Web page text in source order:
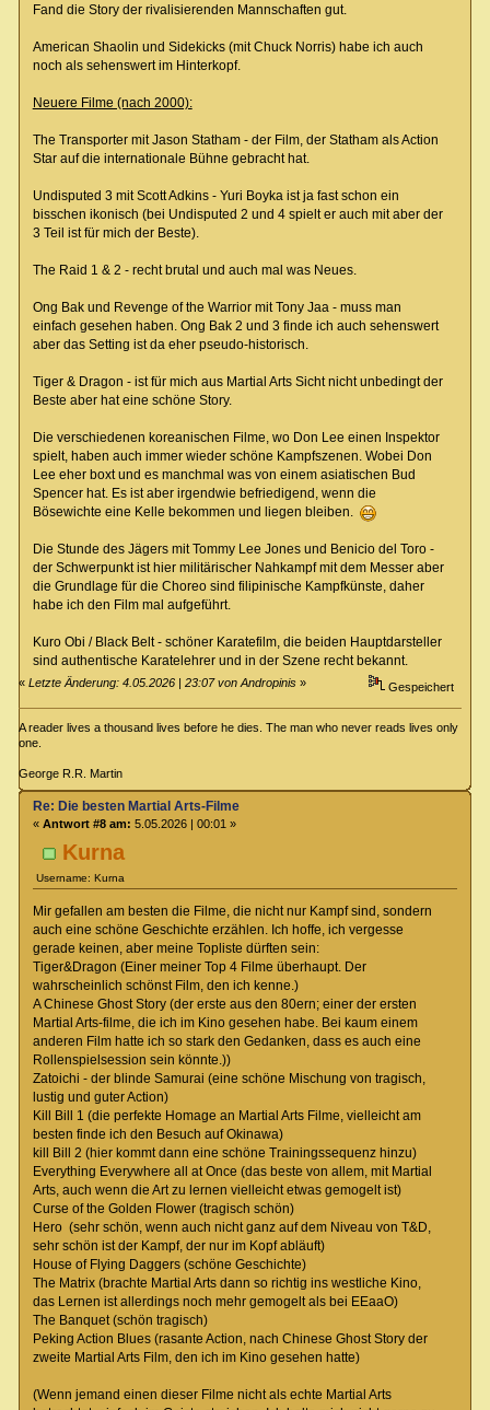
Fand die Story der rivalisierenden Mannschaften gut.
American Shaolin und Sidekicks (mit Chuck Norris) habe ich auch
noch als sehenswert im Hinterkopf.
Neuere Filme (nach 2000):
The Transporter mit Jason Statham - der Film, der Statham als Action
Star auf die internationale Bühne gebracht hat.
Undisputed 3 mit Scott Adkins - Yuri Boyka ist ja fast schon ein
bisschen ikonisch (bei Undisputed 2 und 4 spielt er auch mit aber der
3 Teil ist für mich der Beste).
The Raid 1 & 2 - recht brutal und auch mal was Neues.
Ong Bak und Revenge of the Warrior mit Tony Jaa - muss man
einfach gesehen haben. Ong Bak 2 und 3 finde ich auch sehenswert
aber das Setting ist da eher pseudo-historisch.
Tiger & Dragon - ist für mich aus Martial Arts Sicht nicht unbedingt der
Beste aber hat eine schöne Story.
Die verschiedenen koreanischen Filme, wo Don Lee einen Inspektor
spielt, haben auch immer wieder schöne Kampfszenen. Wobei Don
Lee eher boxt und es manchmal was von einem asiatischen Bud
Spencer hat. Es ist aber irgendwie befriedigend, wenn die
Bösewichte eine Kelle bekommen und liegen bleiben.
Die Stunde des Jägers mit Tommy Lee Jones und Benicio del Toro -
der Schwerpunkt ist hier militärischer Nahkampf mit dem Messer aber
die Grundlage für die Choreo sind filipinische Kampfkünste, daher
habe ich den Film mal aufgeführt.
Kuro Obi / Black Belt - schöner Karatefilm, die beiden Hauptdarsteller
sind authentische Karatelehrer und in der Szene recht bekannt.
«Letzte Änderung: 4.05.2026 | 23:07 von Andropinis » Gespeichert
A reader lives a thousand lives before he dies. The man who never reads lives only
one.
George R.R. Martin
Kurna
Username: Kurna
Re: Die besten Martial Arts-Filme
« Antwort #8 am: 5.05.2026 | 00:01 »
Mir gefallen am besten die Filme, die nicht nur Kampf sind, sondern
auch eine schöne Geschichte erzählen. Ich hoffe, ich vergesse
gerade keinen, aber meine Topliste dürften sein:
Tiger&Dragon (Einer meiner Top 4 Filme überhaupt. Der
wahrscheinlich schönst Film, den ich kenne.)
A Chinese Ghost Story (der erste aus den 80ern; einer der ersten
Martial Arts-filme, die ich im Kino gesehen habe. Bei kaum einem
anderen Film hatte ich so stark den Gedanken, dass es auch eine
Rollenspielsession sein könnte.))
Zatoichi - der blinde Samurai (eine schöne Mischung von tragisch,
lustig und guter Action)
Kill Bill 1 (die perfekte Homage an Martial Arts Filme, vielleicht am
besten finde ich den Besuch auf Okinawa)
kill Bill 2 (hier kommt dann eine schöne Trainingssequenz hinzu)
Everything Everywhere all at Once (das beste von allem, mit Martial
Arts, auch wenn die Art zu lernen vielleicht etwas gemogelt ist)
Curse of the Golden Flower (tragisch schön)
Hero (sehr schön, wenn auch nicht ganz auf dem Niveau von T&D,
sehr schön ist der Kampf, der nur im Kopf abläuft)
House of Flying Daggers (schöne Geschichte)
The Matrix (brachte Martial Arts dann so richtig ins westliche Kino,
das Lernen ist allerdings noch mehr gemogelt als bei EEaaO)
The Banquet (schön tragisch)
Peking Action Blues (rasante Action, nach Chinese Ghost Story der
zweite Martial Arts Film, den ich im Kino gesehen hatte)
(Wenn jemand einen dieser Filme nicht als echte Martial Arts